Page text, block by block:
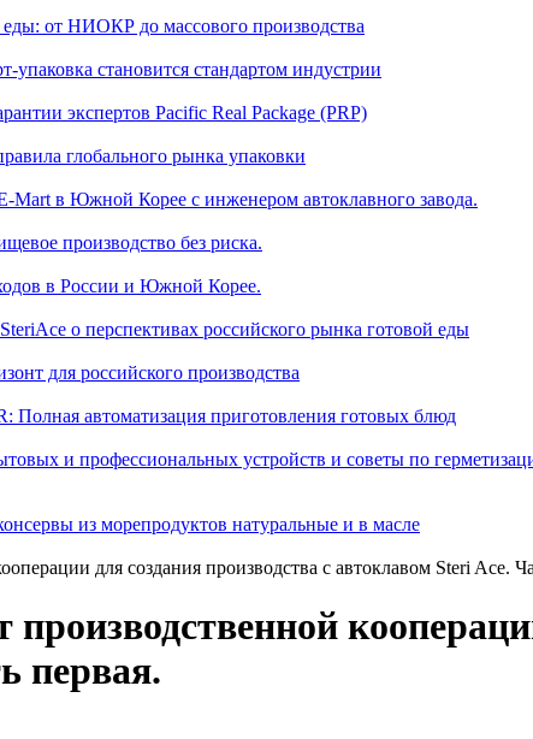
еды: от НИОКР до массового производства
становится стандартом индустрии
экспертов Pacific Real Package (PRP)
глобального рынка упаковки
Mart в Южной Корее с инженером автоклавного завода.
производство без риска.
в России и Южной Корее.
о перспективах российского рынка готовой еды
для российского производства
автоматизация приготовления готовых блюд
и профессиональных устройств и советы по
из морепродуктов натуральные и в масле
для создания производства с автоклавом Steri Ace.
первая.